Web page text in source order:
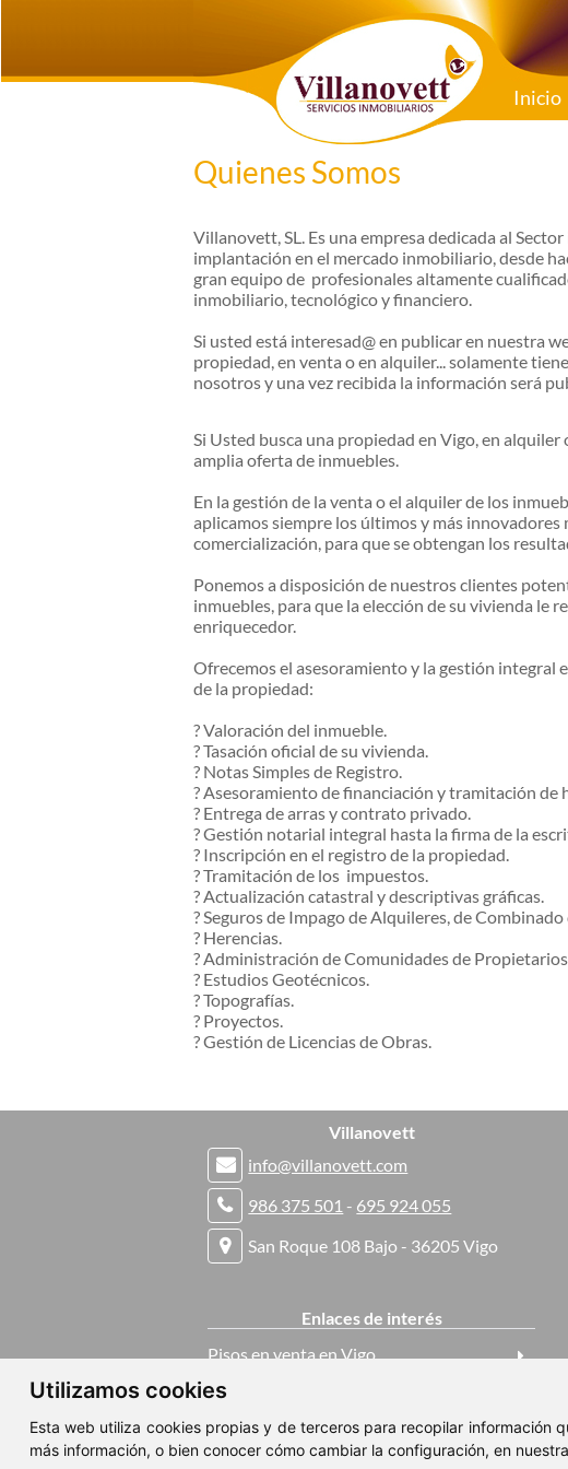
Utilizamos cookies
Esta web utiliza cookies propias y de terceros para recopilar información
más información, o bien conocer cómo cambiar la configuración, en nuestra
Inicio
Quienes Somos
Villanovett, SL. Es una empresa dedicada al
implantación en el mercado inmobiliario, desde
gran equipo de profesionales altamente
inmobiliario, tecnológico y financiero.
Si usted está interesad@ en publicar en nuestra
propiedad, en venta o en alquiler... solamente
nosotros y una vez recibida la información será
Si Usted busca una propiedad en Vigo, en
amplia oferta de inmuebles.
En la gestión de la venta o el alquiler de los
aplicamos siempre los últimos y más
comercialización, para que se obtengan los
Ponemos a disposición de nuestros clientes
inmuebles, para que la elección de su vivienda le
enriquecedor.
Ofrecemos el asesoramiento y la gestión integral
de la propiedad:
? Valoración del inmueble.
? Tasación oficial de su vivienda.
? Notas Simples de Registro.
? Asesoramiento de financiación y tramitación de
? Entrega de arras y contrato privado.
? Gestión notarial integral hasta la firma de la
? Inscripción en el registro de la propiedad.
? Tramitación de los impuestos.
? Actualización catastral y descriptivas gráficas.
? Seguros de Impago de Alquileres, de Combinado
? Herencias.
? Administración de Comunidades de
? Estudios Geotécnicos.
? Topografías.
? Proyectos.
? Gestión de Licencias de Obras.
Villanovett
info@villanovett.com
986 375 501 - 695 924 055
San Roque 108 Bajo - 36205 Vigo
Enlaces de interés
Pisos en venta en Vigo
Casas en venta en Vigo
Pisos en alquiler en Vigo